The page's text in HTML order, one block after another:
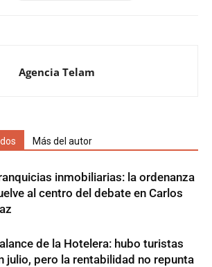
Agencia Telam
Más del autor
inmobiliarias: la ordenanza
al centro del debate en Carlos
de la Hotelera: hubo turistas
julio, pero la rentabilidad no repunta